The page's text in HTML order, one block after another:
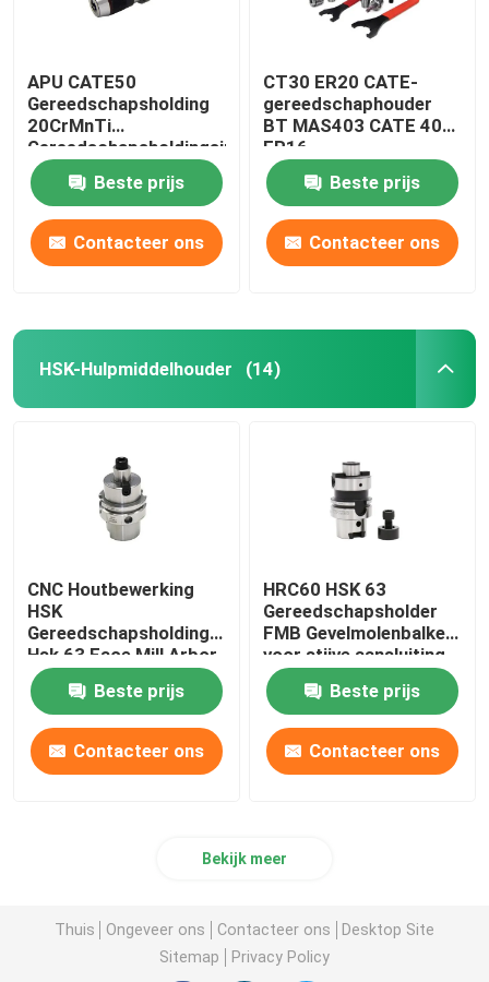
APU CATE50
Gereedschapsholding
20CrMnTi
Gereedschapsholdingsinrichtingen
In CNC-machines
Beste prijs
Contacteer ons
CT30 ER20 CATE-
gereedschaphouder
BT MAS403 CATE 40
ER16
Gereedschaphouder
Beste prijs
Contacteer ons
HSK-Hulpmiddelhouder (14)
CNC Houtbewerking
HSK
Gereedschapsholding
Hsk 63 Face Mill Arbor
High Precision
Beste prijs
Contacteer ons
HRC60 HSK 63
Gereedschapsholder
FMB Gevelmolenbalken
voor stijve aansluiting
Beste prijs
Contacteer ons
Bekijk meer
Thuis Ongeveer ons Contacteer ons
Desktop Site
Sitemap
Privacy Policy